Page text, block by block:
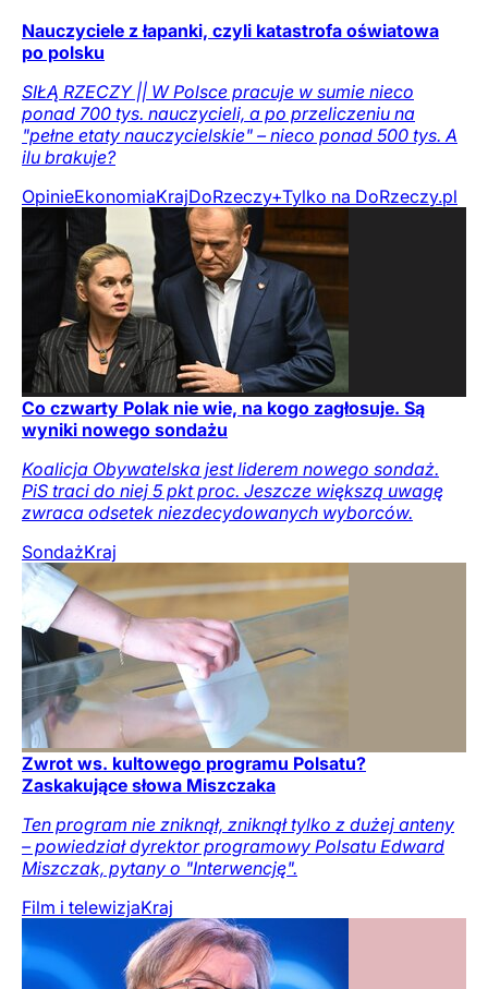
Nauczyciele z łapanki, czyli katastrofa oświatowa
po polsku
SIŁĄ RZECZY || W Polsce pracuje w sumie nieco
ponad 700 tys. nauczycieli, a po przeliczeniu na
"pełne etaty nauczycielskie" – nieco ponad 500 tys. A
ilu brakuje?
OpinieEkonomiaKrajDoRzeczy+Tylko na DoRzeczy.pl
Co czwarty Polak nie wie, na kogo zagłosuje. Są
wyniki nowego sondażu
Koalicja Obywatelska jest liderem nowego sondaż.
PiS traci do niej 5 pkt proc. Jeszcze większą uwagę
zwraca odsetek niezdecydowanych wyborców.
SondażKraj
Zwrot ws. kultowego programu Polsatu?
Zaskakujące słowa Miszczaka
Ten program nie zniknął, zniknął tylko z dużej anteny
– powiedział dyrektor programowy Polsatu Edward
Miszczak, pytany o "Interwencję".
Film i telewizjaKraj